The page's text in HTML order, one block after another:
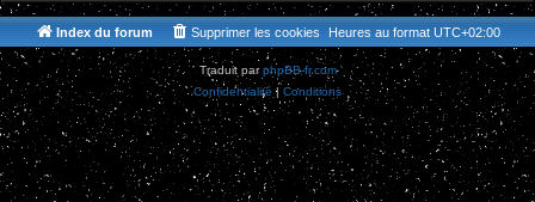
Index du forum Heures au format UTC+02:00
Supprimer les cookies
Traduit parphpBB-fr.com
Confidentialité | Conditions